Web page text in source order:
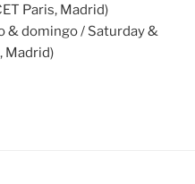
Paris, Madrid)
& domingo / Saturday &
Madrid)